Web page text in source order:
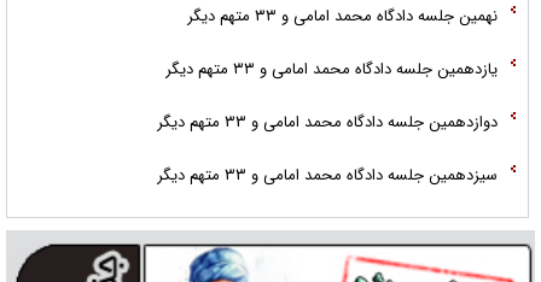
نهمین جلسه دادگاه محمد امامی و ۳۳ متهم دیگر
یازدهمین جلسه دادگاه محمد امامی و ۳۳ متهم دیگر
دوازدهمین جلسه دادگاه محمد امامی و ۳۳ متهم دیگر
سیزدهمین جلسه دادگاه محمد امامی و ۳۳ متهم دیگر